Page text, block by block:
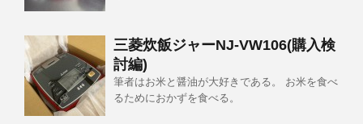
三菱炊飯ジャーNJ-VW106(購入検
討編)
筆者はお米と醤油が大好きである。 お米を食べ
るためにおかずを食べる。